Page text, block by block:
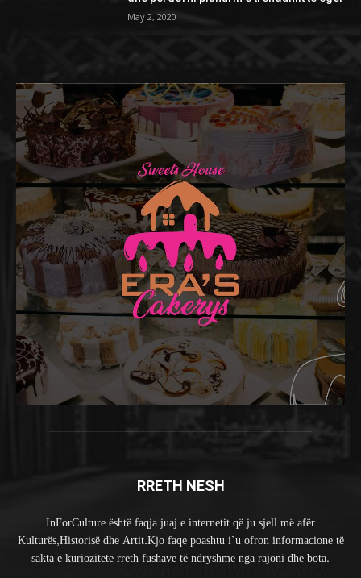
May 2, 2020
RRETH NESH
InForCulture është faqja juaj e internetit që ju sjell më afër
Kulturës,Historisë dhe Artit.Kjo faqe poashtu i`u ofron informacione të
sakta e kuriozitete rreth fushave të ndryshme nga rajoni dhe bota.